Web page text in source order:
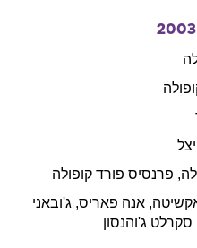
2003
, פרנסיס פורד קופולה
, אנה פאריס, ג'ובאני
סקרלט ג'והנסון